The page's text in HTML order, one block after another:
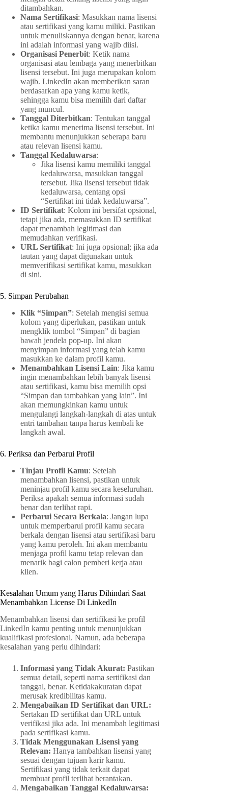
ditambahkan.
Nama Sertifikasi: Masukkan nama lisensi
atau sertifikasi yang kamu miliki. Pastikan
untuk menuliskannya dengan benar, karena
ini adalah informasi yang wajib diisi.
Organisasi Penerbit: Ketik nama
organisasi atau lembaga yang menerbitkan
lisensi tersebut. Ini juga merupakan kolom
wajib. LinkedIn akan memberikan saran
berdasarkan apa yang kamu ketik,
sehingga kamu bisa memilih dari daftar
yang muncul.
Tanggal Diterbitkan: Tentukan tanggal
ketika kamu menerima lisensi tersebut. Ini
membantu menunjukkan seberapa baru
atau relevan lisensi kamu.
Tanggal Kedaluwarsa:
Jika lisensi kamu memiliki tanggal
kedaluwarsa, masukkan tanggal
tersebut. Jika lisensi tersebut tidak
kedaluwarsa, centang opsi
“Sertifikat ini tidak kedaluwarsa”.
ID Sertifikat: Kolom ini bersifat opsional,
tetapi jika ada, memasukkan ID sertifikat
dapat menambah legitimasi dan
memudahkan verifikasi.
URL Sertifikat: Ini juga opsional; jika ada
tautan yang dapat digunakan untuk
memverifikasi sertifikat kamu, masukkan
di sini.
5. Simpan Perubahan
Klik “Simpan”: Setelah mengisi semua
kolom yang diperlukan, pastikan untuk
mengklik tombol “Simpan” di bagian
bawah jendela pop-up. Ini akan
menyimpan informasi yang telah kamu
masukkan ke dalam profil kamu.
Menambahkan Lisensi Lain: Jika kamu
ingin menambahkan lebih banyak lisensi
atau sertifikasi, kamu bisa memilih opsi
“Simpan dan tambahkan yang lain”. Ini
akan memungkinkan kamu untuk
mengulangi langkah-langkah di atas untuk
entri tambahan tanpa harus kembali ke
langkah awal.
6. Periksa dan Perbarui Profil
Tinjau Profil Kamu: Setelah
menambahkan lisensi, pastikan untuk
meninjau profil kamu secara keseluruhan.
Periksa apakah semua informasi sudah
benar dan terlihat rapi.
Perbarui Secara Berkala: Jangan lupa
untuk memperbarui profil kamu secara
berkala dengan lisensi atau sertifikasi baru
yang kamu peroleh. Ini akan membantu
menjaga profil kamu tetap relevan dan
menarik bagi calon pemberi kerja atau
klien.
Kesalahan Umum yang Harus Dihindari Saat
Menambahkan License Di LinkedIn
Menambahkan lisensi dan sertifikasi ke profil
LinkedIn kamu penting untuk menunjukkan
kualifikasi profesional. Namun, ada beberapa
kesalahan yang perlu dihindari:
Informasi yang Tidak Akurat: Pastikan
semua detail, seperti nama sertifikasi dan
tanggal, benar. Ketidakakuratan dapat
merusak kredibilitas kamu.
Mengabaikan ID Sertifikat dan URL:
Sertakan ID sertifikat dan URL untuk
verifikasi jika ada. Ini menambah legitimasi
pada sertifikasi kamu.
Tidak Menggunakan Lisensi yang
Relevan: Hanya tambahkan lisensi yang
sesuai dengan tujuan karir kamu.
Sertifikasi yang tidak terkait dapat
membuat profil terlihat berantakan.
Mengabaikan Tanggal Kedaluwarsa: